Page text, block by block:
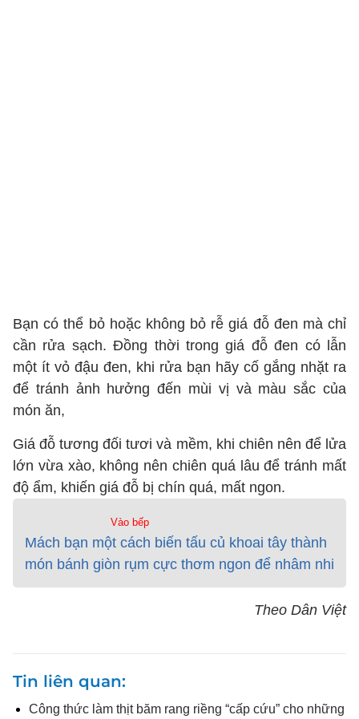
Bạn có thể bỏ hoặc không bỏ rễ giá đỗ đen mà chỉ
cần rửa sạch. Đồng thời trong giá đỗ đen có lẫn
một ít vỏ đậu đen, khi rửa bạn hãy cố gắng nhặt ra
để tránh ảnh hưởng đến mùi vị và màu sắc của
món ăn,
Giá đỗ tương đối tươi và mềm, khi chiên nên để lửa
lớn vừa xào, không nên chiên quá lâu để tránh mất
độ ẩm, khiến giá đỗ bị chín quá, mất ngon.
Vào bếp
Mách bạn một cách biến tấu củ khoai tây thành
món bánh giòn rụm cực thơm ngon để nhâm nhi
Theo Dân Việt
Tin liên quan
Công thức làm thịt băm rang riềng “cấp cứu” cho những